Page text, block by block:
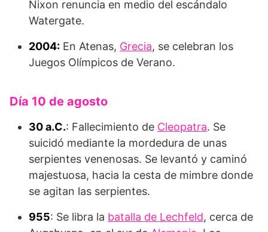
Nixon renuncia en medio del escándalo
Watergate.
2004: En Atenas, Grecia, se celebran los
Juegos Olímpicos de Verano.
Día 10 de agosto
30 a.C.: Fallecimiento de Cleopatra. Se
suicidó mediante la mordedura de unas
serpientes venenosas. Se levantó y caminó
majestuosa, hacia la cesta de mimbre donde
se agitan las serpientes.
955: Se libra la batalla de Lechfeld, cerca de